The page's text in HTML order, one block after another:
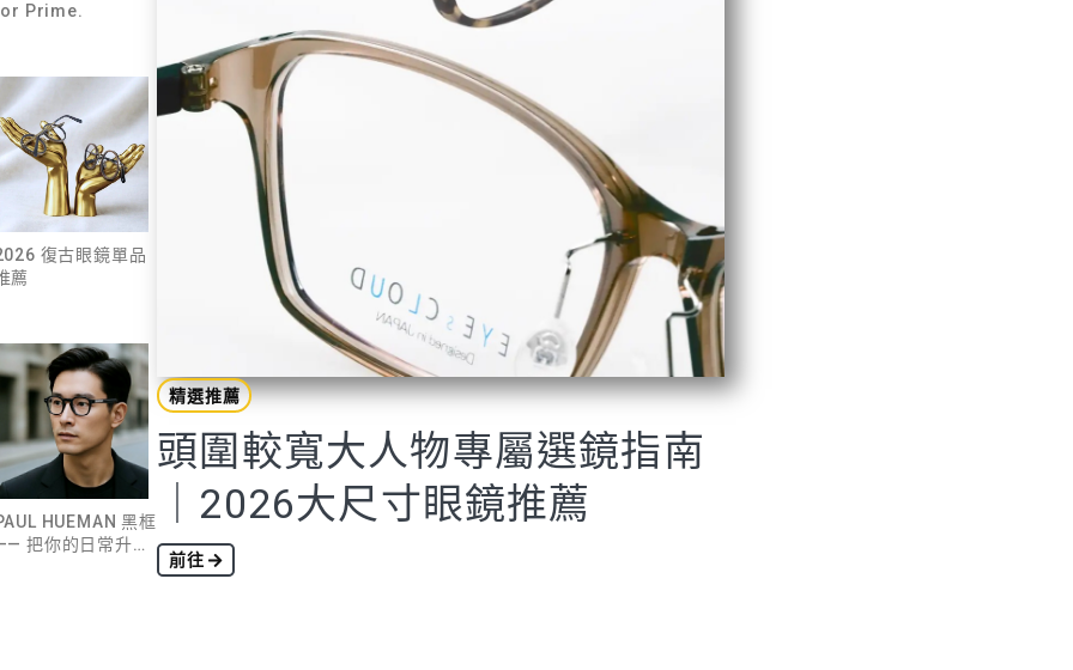
Prime.
復古眼鏡單品
薦
HUEMAN 黑框
把你的日常升級
精選推薦
頭圍較寬大人物專屬選鏡指南
｜2026大尺寸眼鏡推薦
前往